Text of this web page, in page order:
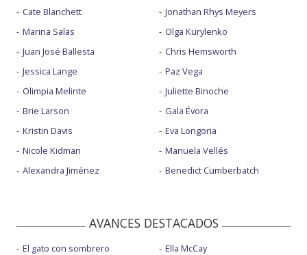
Cate Blanchett
Marina Salas
Juan José Ballesta
Jessica Lange
Olimpia Melinte
Brie Larson
Kristin Davis
Nicole Kidman
Alexandra Jiménez
Jonathan Rhys Meyers
Olga Kurylenko
Chris Hemsworth
Paz Vega
Juliette Binoche
Gala Évora
Eva Longoria
Manuela Vellés
Benedict Cumberbatch
AVANCES DESTACADOS
El gato con sombrero
Ella McCay